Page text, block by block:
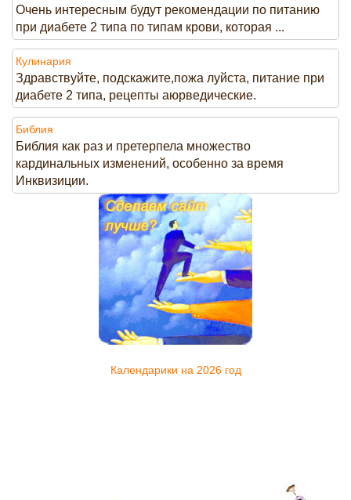
Очень интересным будут рекомендации по питанию
при диабете 2 типа по типам крови, которая ...
Кулинария
Здравствуйте, подскажите,пожа луйста, питание при
диабете 2 типа, рецепты аюрведические.
Библия
Библия как раз и претерпела множество
кардинальных изменений, особенно за время
Инквизиции.
Календарики на 2026 год